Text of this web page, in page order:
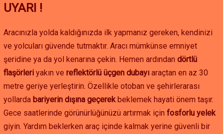
UYARI !
Aracınızla yolda kaldığınızda ilk yapmanız gereken, kendinizi
ve yolcuları güvende tutmaktır. Aracı mümkünse emniyet
şeridine ya da yol kenarına çekin. Hemen ardından dörtlü
flaşörleri yakın ve reflektörlü üçgen dubayı araçtan en az 30
metre geriye yerleştirin. Özellikle otoban ve şehirlerarası
yollarda bariyerin dışına geçerek beklemek hayati önem taşır.
Gece saatlerinde görünürlüğünüzü artırmak için fosforlu yelek
giyin. Yardım beklerken araç içinde kalmak yerine güvenli bir